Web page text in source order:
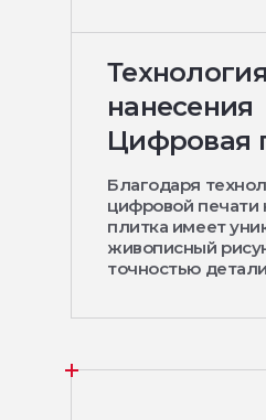
Технология
нанесения
Цифровая
Благодаря
цифровой печати
плитка имеет
живописный
точностью